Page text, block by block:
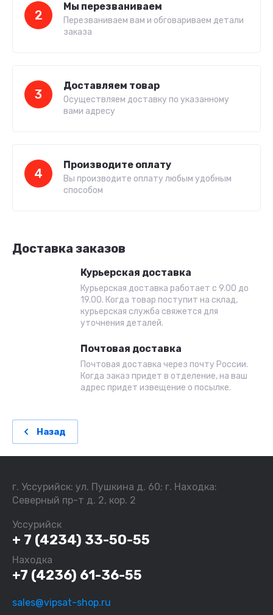
2
Мы перезваниваем
Перезваниваем вам и обговариваем детали
заказа
3
Доставляем товар
Осуществляем доставку по указанному
вами адресу
4
Производите оплату
Вы производите оплату любым удобным
способом
Доставка заказов
Курьерская доставка
Курьерская доставка работает с 9.00 до
19.00. Когда товар поступит на склад,
курьерская служба свяжется для
уточнения деталей.
Почтовая доставка
Почтовая доставка через почту России.
Когда заказ придет в отделение, на ваш
адрес придет извещение о посылке.
Назад
г. Уссурийск: ул. Пушкина д. 60; г. Находка:
Северный пр-т д. 2, кор. 2
Уссурийск
+ 7 (4234) 33-50-55
Находка
+7 (4236) 61-36-55
sales@vipsat-shop.ru